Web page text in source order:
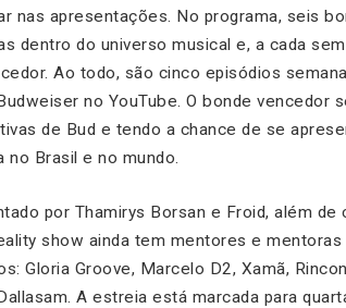
nas apresentações. No programa, seis
dentro do universo musical e, a cada
Ao todo, são cinco episódios
no YouTube. O bonde vencedor
de Bud e tendo a chance de se
no Brasil e no mundo.
por Thamirys Borsan e Froid, além de
show ainda tem mentores e mentoras
Gloria Groove, Marcelo D2, Xamã,
A estreia está marcada para